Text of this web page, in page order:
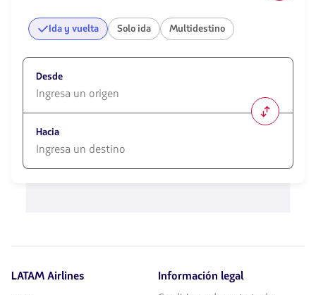
Ida y vuelta Solo ida Multidestino
Desde
opciones
disponibles.
Usa
las
Hacia
para
LATAM Airlines Información legal